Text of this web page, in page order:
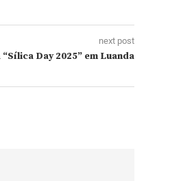
next post
Day 2025” em Luanda